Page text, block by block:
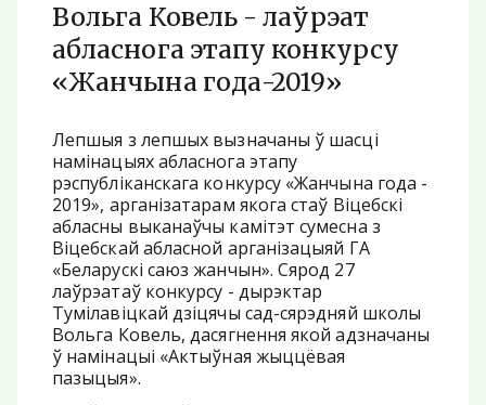
Вольга Ковель - лаўрэат
абласнога этапу конкурсу
«Жанчына года-2019»
Лепшыя з лепшых вызначаны ў шасці
намінацыях абласнога этапу
рэспубліканскага конкурсу «Жанчына года -
2019», арганізатарам якога стаў Віцебскі
абласны выканаўчы камітэт сумесна з
Віцебскай абласной арганізацыяй ГА
«Беларускі саюз жанчын». Сярод 27
лаўрэатаў конкурсу - дырэктар
Тумілавіцкай дзіцячы сад-сярэдняй школы
Вольга Ковель, дасягнення якой адзначаны
ў намінацыі «Актыўная жыццёвая
пазыцыя».